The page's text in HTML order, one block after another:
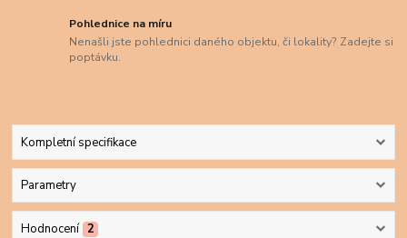
Pohlednice na míru
Nenašli jste pohlednici daného objektu, či lokality? Zadejte si
poptávku.
Kompletní specifikace
Parametry
Hodnocení 2